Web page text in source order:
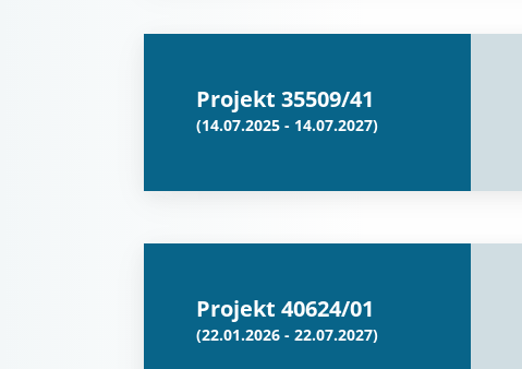
Projekt 35509/41
(14.07.2025 - 14.07.2027)
Projekt 40624/01
(22.01.2026 - 22.07.2027)